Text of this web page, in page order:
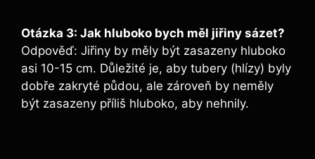
Otázka 3: Jak hluboko bych měl jiřiny sázet?
Odpověď: Jiřiny by měly být zasazeny hluboko
asi 10-15 cm. Důležité je, aby tubery (hlízy) byly
dobře zakryté půdou, ale zároveň by neměly
být zasazeny příliš hluboko, aby nehnily.